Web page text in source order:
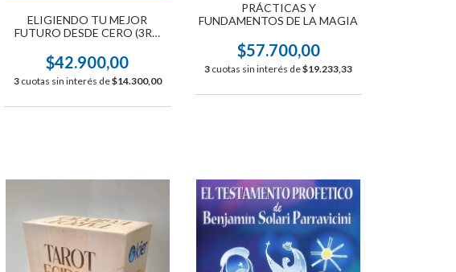
ELIGIENDO TU MEJOR
FUTURO DESDE CERO (3RA
$42.900,00
3 cuotas sin interés de$14.300,00
PRÁCTICAS Y
FUNDAMENTOS DE LA MAGIA
$57.700,00
3 cuotas sin interés de$19.233,33